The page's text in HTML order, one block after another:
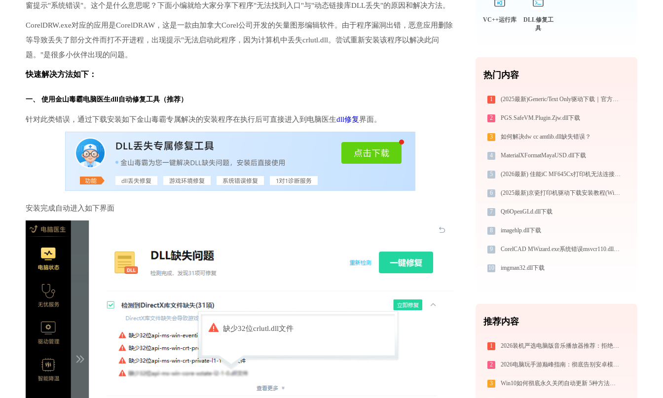
窗提示"系统错误"。这个是什么意思呢？下面小编就给大家分享下程序"无法找到入口"与"动态链接库DLL丢失"的原因和解决方法。
CorelDRW.exe对应的应用是CorelDRAW，这是一款由加拿大Corel公司开发的矢量图形编辑软件。由于程序漏洞出错，恶意应用删除
等导致丢失了部分文件而打不开进程，出现提示"无法启动此程序，因为计算机中丢失crlutl.dll。尝试重新安装该程序以解决此问
题。"是很多小伙伴出现的问题。
快速解决方法如下：
一、 使用金山毒霸电脑医生dll自动修复工具（推荐）
针对此类错误，通过下载安装如下金山毒霸专属解决的安装程序在执行后可直接进入到电脑医生dll修复界面。
安装完成自动进入如下界面
缺少32位crlutl.dll文件
VC++运行库
DLL修复工
具
热门内容
1 (2025最新)Generic/Text Only驱动下载｜官方支持Win10/Win11
2 PGS.SafeVM.Plugin.Zjw.dll下载
3 如何解决dw cc amtlib.dll缺失错误？
4 MaterialXFormatMayaUSD.dll下载
5 (2026最新) 佳能iC MF645Cx打印机无法连接？教你解决方法！-金山毒霸
6 (2025最新)京瓷打印机驱动下载安装教程(Win10/Win11兼容)
7 Qt6OpenGLd.dll下载
8 imagehlp.dll下载
9 CorelCAD MWizard.exe系统错误msvcr110.dll丢失如何解决
10 imgman32.dll下载
推荐内容
1 2026装机严选电脑版音乐播放器推荐：拒绝流氓捆绑，还原极致无损心流音质
2 2026电脑玩手游巅峰指南：彻底告别安卓模拟器卡顿与捆绑，体验官方原生多端互通
3 Win10如何彻底永久关闭自动更新 5种方法教你永久关闭win10自动更新